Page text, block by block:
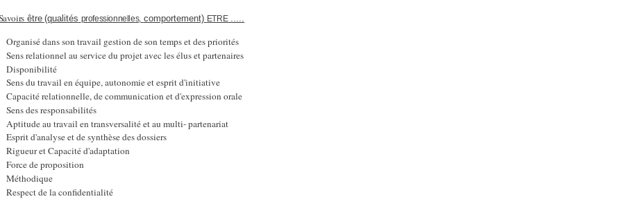
être (qualités professionnelles, comportement) ETRE .....
Organisé dans son travail gestion de son temps et des priorités
Sens relationnel au service du projet avec les élus et partenaires
Disponibilité
Sens du travail en équipe, autonomie et esprit d'initiative
Capacité relationnelle, de communication et d'expression orale
Sens des responsabilités
Aptitude au travail en transversalité et au multi- partenariat
Esprit d'analyse et de synthèse des dossiers
Rigueur et Capacité d'adaptation
Force de proposition
Méthodique
Respect de la confidentialité